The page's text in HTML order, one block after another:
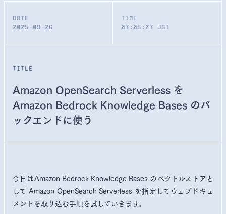
Date
2025-09-26
Time
07:05:27 JST
title
Amazon OpenSearch Serverless を
Amazon Bedrock Knowledge Bases のバ
ックエンドに使う
今日はAmazon Bedrock Knowledge Bases のベクトルストアと
して Amazon OpenSearch Serverless を指定してウェブドキュ
メントを取り込む手順を試していきます。